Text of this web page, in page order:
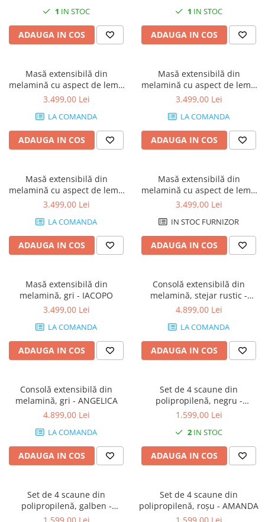
1 IN STOC
ADAUGA IN COS
1 IN STOC
ADAUGA IN COS
Masă extensibilă din
melamină cu aspect de lemn
de nuc - IACOPO
3.499,00 Lei
LA COMANDA
ADAUGA IN COS
Masă extensibilă din
melamină cu aspect de lemn
de stejar - IACOPO
3.499,00 Lei
LA COMANDA
ADAUGA IN COS
Masă extensibilă din
melamină cu aspect de lemn
de ulm perlat - IACOPO
3.499,00 Lei
LA COMANDA
ADAUGA IN COS
Masă extensibilă din
melamină cu aspect de lemn
de stejar rustic - IACOPO
3.499,00 Lei
IN STOC FURNIZOR
ADAUGA IN COS
Masă extensibilă din
melamină, gri - IACOPO
3.499,00 Lei
LA COMANDA
ADAUGA IN COS
Consolă extensibilă din
melamină, stejar rustic -
ANGELICA
4.899,00 Lei
LA COMANDA
ADAUGA IN COS
Consolă extensibilă din
melamină, gri - ANGELICA
4.899,00 Lei
LA COMANDA
ADAUGA IN COS
Set de 4 scaune din
polipropilenă, negru -
AMANDA
1.599,00 Lei
2 IN STOC
ADAUGA IN COS
Set de 4 scaune din
polipropilenă, galben -
AMANDA
Set de 4 scaune din
polipropilenă, roșu - AMANDA